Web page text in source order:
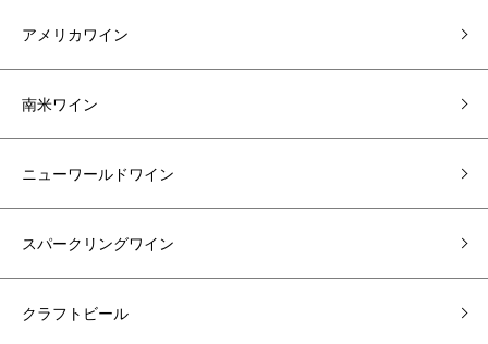
アメリカワイン
南米ワイン
ニューワールドワイン
スパークリングワイン
クラフトビール